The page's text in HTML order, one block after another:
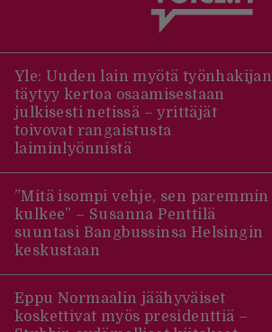
Yle: Uuden lain myötä työnhakijan
täytyy kertoa osaamisestaan
julkisesti netissä – yrittäjät
toivovat rangaistusta
laiminlyönnistä
”Mitä isompi vehje, sen paremmin
kulkee” – Susanna Penttilä
suuntasi Bangbussinsa Helsingin
keskustaan
Eppu Normaalin jäähyväiset
koskettivat myös presidenttiä –